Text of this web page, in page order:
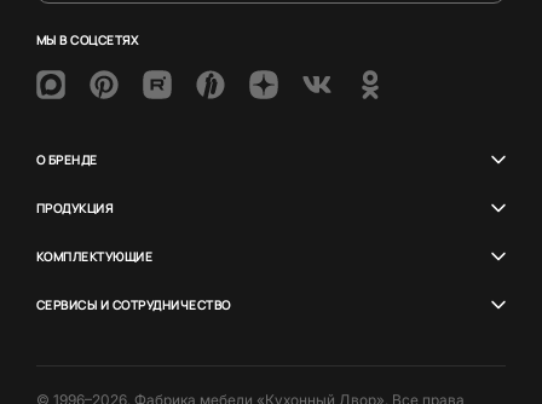
МЫ В СОЦСЕТЯХ
О БРЕНДЕ
ПРОДУКЦИЯ
КОМПЛЕКТУЮЩИЕ
СЕРВИСЫ И СОТРУДНИЧЕСТВО
© 1996–2026. Фабрика мебели «Кухонный Двор». Все права